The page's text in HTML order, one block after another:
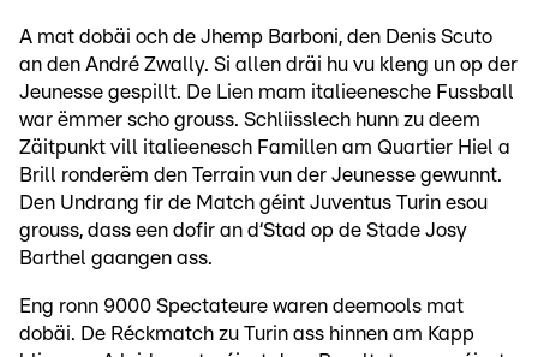
A mat dobäi och de Jhemp Barboni, den Denis Scuto
an den André Zwally. Si allen dräi hu vu kleng un op der
Jeunesse gespillt. De Lien mam italieenesche Fussball
war ëmmer scho grouss. Schliisslech hunn zu deem
Zäitpunkt vill italieenesch Famillen am Quartier Hiel a
Brill ronderëm den Terrain vun der Jeunesse gewunnt.
Den Undrang fir de Match géint Juventus Turin esou
grouss, dass een dofir an d‘Stad op de Stade Josy
Barthel gaangen ass.
Eng ronn 9000 Spectateure waren deemools mat
dobäi. De Réckmatch zu Turin ass hinnen am Kapp